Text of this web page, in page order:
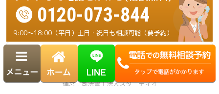
0120-073-844
9:00～18:00（平日）土日・祝日も相談可能（要予約）
運営：司法書士法人スターディオ